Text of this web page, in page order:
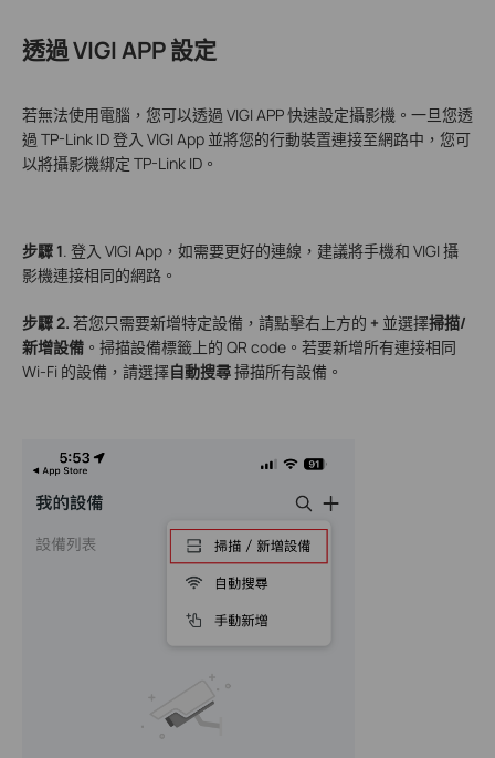
透過 VIGI APP 設定
若無法使用電腦，您可以透過 VIGI APP 快速設定攝影機。一旦您透
過 TP-Link ID 登入 VIGI App 並將您的行動裝置連接至網路中，您可
以將攝影機綁定 TP-Link ID。
步驟 1. 登入 VIGI App，如需要更好的連線，建議將手機和 VIGI 攝
影機連接相同的網路。
步驟 2. 若您只需要新增特定設備，請點擊右上方的 + 並選擇掃描/
新增設備 。掃描設備標籤上的 QR code。若要新增所有連接相同
Wi-Fi 的設備，請選擇自動搜尋掃描所有設備。